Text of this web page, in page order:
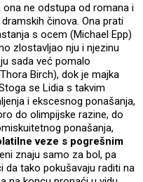
ona ne odstupa od romana i
činova. Ona prati
s ocem (Michael Epp)
zlostavljao nju i njezinu
sada već pomalo
Birch), dok je majka
se Lidia s takvim
i ekscesnog ponašanja,
do olimpijske razine, do
ponašanja,
veze s pogrešnim
znaju samo za bol, pa
da tako pokušavaju raditi na